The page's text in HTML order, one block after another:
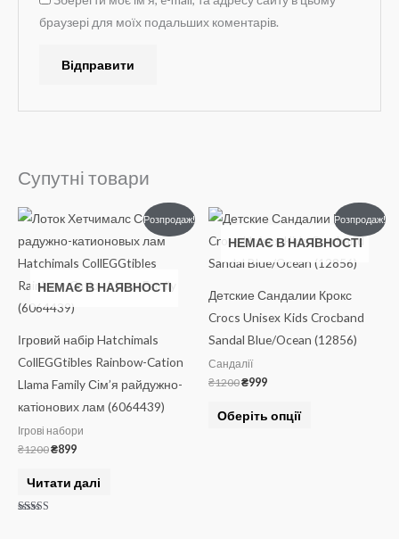
браузері для моїх подальших коментарів.
Супутні товари
Розпродаж!
НЕМАЄ В НАЯВНОСТІ
Ігровий набір Hatchimals
CollEGGtibles Rainbow-Cation
Llama Family Сім’я райдужно-
катіонових лам (6064439)
Ігрові набори
₴1200
Оригінальна
ціна:
₴1200.
₴899
ціна:
₴899.
Читати далі
Розпродаж!
НЕМАЄ В НАЯВНОСТІ
Детские Сандалии Крокс
Crocs Unisex Kids Crocband
Sandal Blue/Ocean (12856)
Сандалії
₴1200
Оригінальна
ціна:
₴1200.
₴999
Поточна
ціна:
₴999.
Оберіть опції
Цей
товар
має
варіантів.
можна